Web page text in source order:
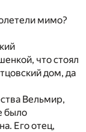
мимо?
что стоял
дом, да
Вельмир,
было
Его отец,